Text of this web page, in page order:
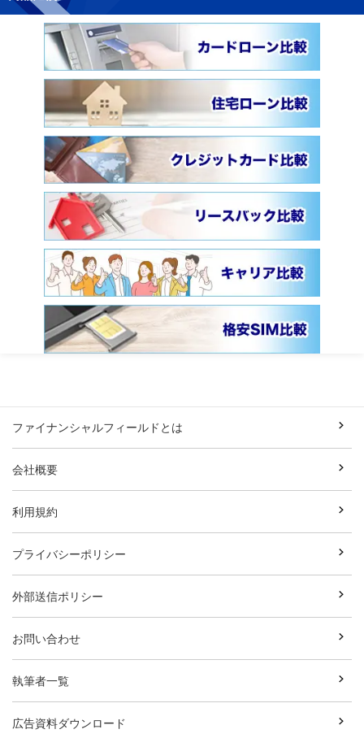
ファイナンシャルフィールドとは
会社概要
利用規約
プライバシーポリシー
外部送信ポリシー
お問い合わせ
執筆者一覧
広告資料ダウンロード